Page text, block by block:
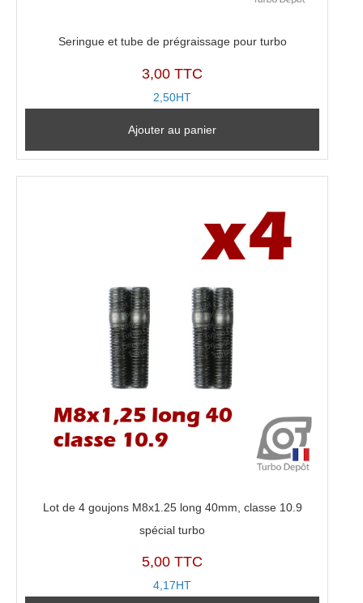
Seringue et tube de prégraissage pour turbo
3,00 TTC
2,50HT
Ajouter au panier
Lot de 4 goujons M8x1.25 long 40mm, classe 10.9
spécial turbo
5,00 TTC
4,17HT